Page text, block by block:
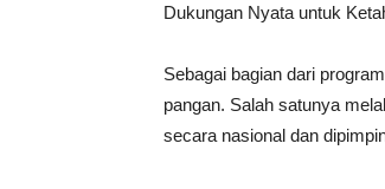
Dukungan Nyata untuk
Sebagai bagian dari
pangan. Salah satunya
secara nasional dan